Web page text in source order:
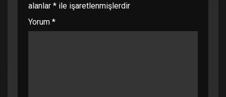
alanlar * ile işaretlenmişlerdir
Yorum *